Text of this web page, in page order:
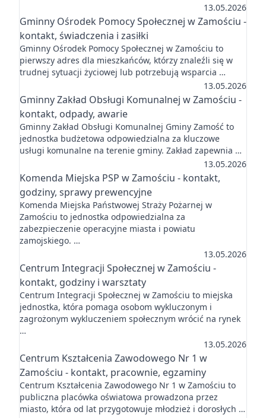
13.05.2026
Gminny Ośrodek Pomocy Społecznej w Zamościu -
kontakt, świadczenia i zasiłki
Gminny Ośrodek Pomocy Społecznej w Zamościu to
pierwszy adres dla mieszkańców, którzy znaleźli się w
trudnej sytuacji życiowej lub potrzebują wsparcia …
13.05.2026
Gminny Zakład Obsługi Komunalnej w Zamościu -
kontakt, odpady, awarie
Gminny Zakład Obsługi Komunalnej Gminy Zamość to
jednostka budżetowa odpowiedzialna za kluczowe
usługi komunalne na terenie gminy. Zakład zapewnia …
13.05.2026
Komenda Miejska PSP w Zamościu - kontakt,
godziny, sprawy prewencyjne
Komenda Miejska Państwowej Straży Pożarnej w
Zamościu to jednostka odpowiedzialna za
zabezpieczenie operacyjne miasta i powiatu
zamojskiego. …
13.05.2026
Centrum Integracji Społecznej w Zamościu -
kontakt, godziny i warsztaty
Centrum Integracji Społecznej w Zamościu to miejska
jednostka, która pomaga osobom wykluczonym i
zagrożonym wykluczeniem społecznym wrócić na rynek
…
13.05.2026
Centrum Kształcenia Zawodowego Nr 1 w
Zamościu - kontakt, pracownie, egzaminy
Centrum Kształcenia Zawodowego Nr 1 w Zamościu to
publiczna placówka oświatowa prowadzona przez
miasto, która od lat przygotowuje młodzież i dorosłych …